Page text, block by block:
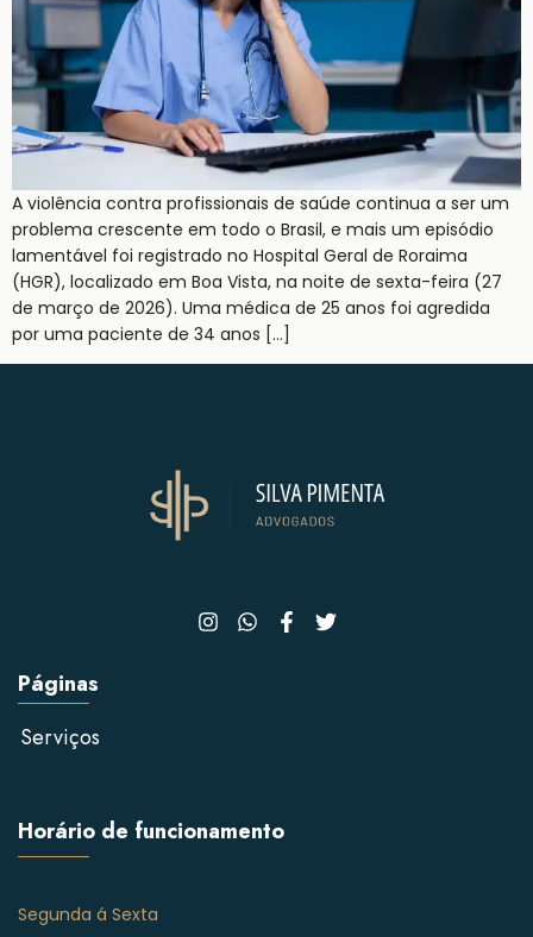
A violência contra profissionais de saúde continua a ser um
problema crescente em todo o Brasil, e mais um episódio
lamentável foi registrado no Hospital Geral de Roraima
(HGR), localizado em Boa Vista, na noite de sexta-feira (27
de março de 2026). Uma médica de 25 anos foi agredida
por uma paciente de 34 anos […]
Páginas
Serviços
Horário de funcionamento
Segunda á Sexta